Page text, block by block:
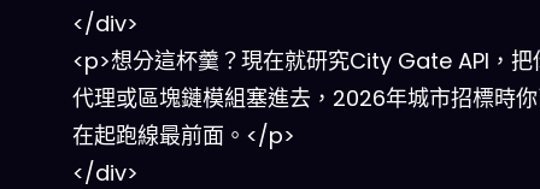
</div>
<p>想分這杯羹？現在就研究City Gate API，把
代理或區塊鏈模組塞進去，2026年城市招標時
在起跑線最前面。</p>
</div>